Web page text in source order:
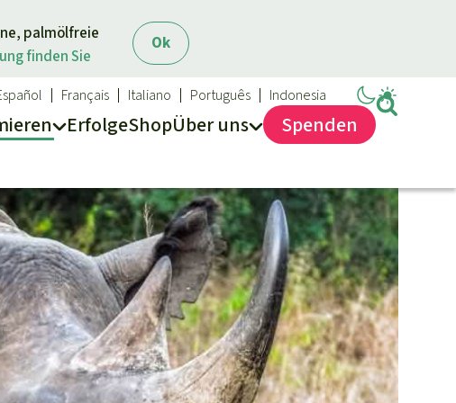
Ok
palmölfreie
finden Sie
ErfolgeShopÜberuns
Français Italiano Português Indonesia
Spenden